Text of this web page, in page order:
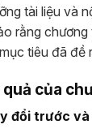
tài liệu và
rằng
tiêu đã đề
của
đổi trước và